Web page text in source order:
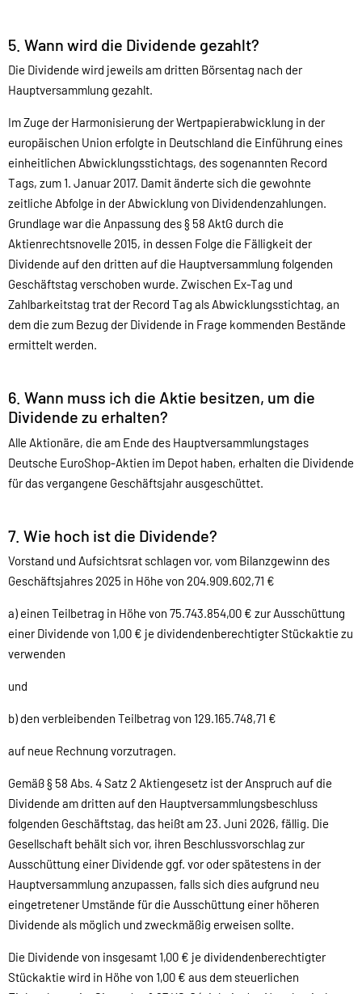
5. Wann wird die Dividende gezahlt?
Die Dividende wird jeweils am dritten Börsentag nach der
Hauptversammlung gezahlt.
Im Zuge der Harmonisierung der Wertpapierabwicklung in der
europäischen Union erfolgte in Deutschland die Einführung eines
einheitlichen Abwicklungsstichtags, des sogenannten Record
Tags, zum 1. Januar 2017. Damit änderte sich die gewohnte
zeitliche Abfolge in der Abwicklung von Dividendenzahlungen.
Grundlage war die Anpassung des § 58 AktG durch die
Aktienrechtsnovelle 2015, in dessen Folge die Fälligkeit der
Dividende auf den dritten auf die Hauptversammlung folgenden
Geschäftstag verschoben wurde. Zwischen Ex-Tag und
Zahlbarkeitstag trat der Record Tag als Abwicklungsstichtag, an
dem die zum Bezug der Dividende in Frage kommenden Bestände
ermittelt werden.
6. Wann muss ich die Aktie besitzen, um die
Dividende zu erhalten?
Alle Aktionäre, die am Ende des Hauptversammlungstages
Deutsche EuroShop-Aktien im Depot haben, erhalten die Dividende
für das vergangene Geschäftsjahr ausgeschüttet.
7. Wie hoch ist die Dividende?
Vorstand und Aufsichtsrat schlagen vor, vom Bilanzgewinn des
Geschäftsjahres 2025 in Höhe von 204.909.602,71 €
a) einen Teilbetrag in Höhe von 75.743.854,00 € zur Ausschüttung
einer Dividende von 1,00 € je dividendenberechtigter Stückaktie zu
verwenden
und
b) den verbleibenden Teilbetrag von 129.165.748,71 €
auf neue Rechnung vorzutragen.
Gemäß § 58 Abs. 4 Satz 2 Aktiengesetz ist der Anspruch auf die
Dividende am dritten auf den Hauptversammlungsbeschluss
folgenden Geschäftstag, das heißt am 23. Juni 2026, fällig. Die
Gesellschaft behält sich vor, ihren Beschlussvorschlag zur
Ausschüttung einer Dividende ggf. vor oder spätestens in der
Hauptversammlung anzupassen, falls sich dies aufgrund neu
eingetretener Umstände für die Ausschüttung einer höheren
Dividende als möglich und zweckmäßig erweisen sollte.
Die Dividende von insgesamt 1,00 € je dividendenberechtigter
Stückaktie wird in Höhe von 1,00 € aus dem steuerlichen